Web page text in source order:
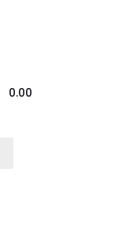
0.00